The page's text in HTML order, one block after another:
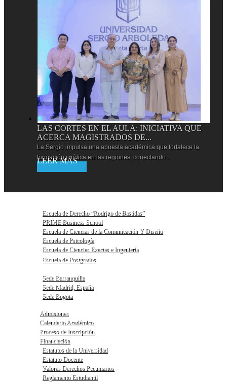
LAS CORTES EN EL AULA: INICIATIVA QUE
ACERCA MAGISTRADOS DE...
La Sergio impulsa una apuesta académica que fortalece la
formación jurídica en las regiones, conectando...
Escuela de Derecho “Rodrigo de Bastidas”
PRIME Business School
Escuela de Ciencias de la Comunicación Y Diseño
Escuela de Psicología
Escuela de Ciencias Exactas e Ingeniería
Escuela de Postgrados
Sede Barranquilla
Sede Madrid, España
Sede Bogota
Admisiones
Calendario Académico
Proceso de Inscripción
Financiación
Estatutos de la Universidad
Estatuto Docente
Valores Derechos Pecuniarios
Reglamento Estudiantil